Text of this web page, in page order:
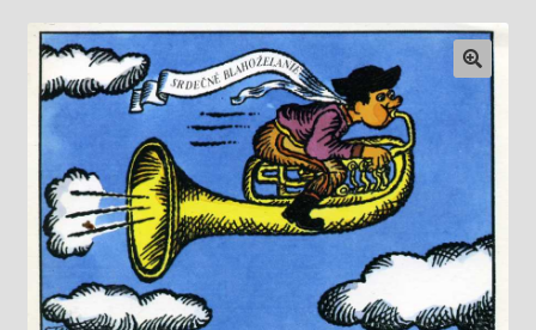
Predplatné
Pripravujeme
Pre školy
Knižný klub
Kontakt